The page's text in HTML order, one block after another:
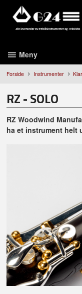
innholdet
Meny
Forside Instrumenter
RZ - SOLO
RZ Woodwind
ha et instrument helt